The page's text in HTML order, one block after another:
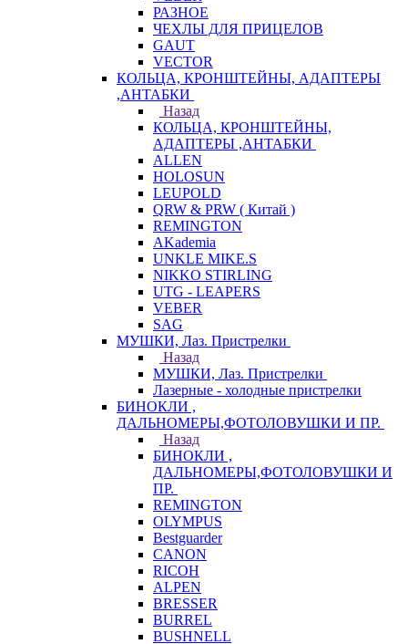
РАЗНОЕ
ЧЕХЛЫ ДЛЯ ПРИЦЕЛОВ
GAUT
VECTOR
КОЛЬЦА, КРОНШТЕЙНЫ, АДАПТЕРЫ
,АНТАБКИ
Назад
КОЛЬЦА, КРОНШТЕЙНЫ,
АДАПТЕРЫ ,АНТАБКИ
ALLEN
HOLOSUN
LEUPOLD
QRW & PRW ( Китай )
REMINGTON
AKademia
UNKLE MIKE.S
NIKKO STIRLING
UTG - LEAPERS
VEBER
SAG
МУШКИ, Лаз. Пристрелки
Назад
МУШКИ, Лаз. Пристрелки
Лазерные - холодные пристрелки
БИНОКЛИ ,
ДАЛЬНОМЕРЫ,ФОТОЛОВУШКИ И ПР.
Назад
БИНОКЛИ ,
ДАЛЬНОМЕРЫ,ФОТОЛОВУШКИ И
ПР.
REMINGTON
OLYMPUS
Bestguarder
CANON
RICOH
ALPEN
BRESSER
BURREL
BUSHNELL